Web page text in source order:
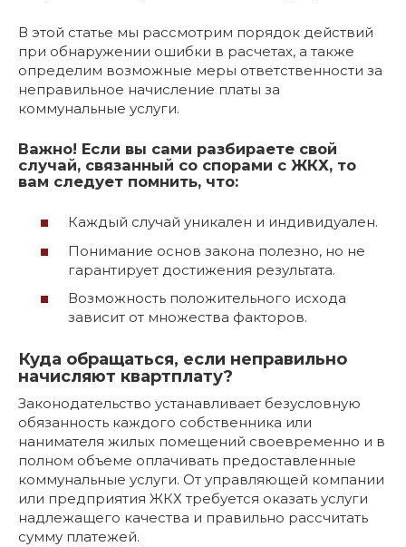
В этой статье мы рассмотрим порядок действий
при обнаружении ошибки в расчетах, а также
определим возможные меры ответственности за
неправильное начисление платы за
коммунальные услуги.
Важно! Если вы сами разбираете свой
случай, связанный со спорами с ЖКХ, то
вам следует помнить, что:
Каждый случай уникален и индивидуален.
Понимание основ закона полезно, но не
гарантирует достижения результата.
Возможность положительного исхода
зависит от множества факторов.
Куда обращаться, если неправильно
начисляют квартплату?
Законодательство устанавливает безусловную
обязанность каждого собственника или
нанимателя жилых помещений своевременно и в
полном объеме оплачивать предоставленные
коммунальные услуги. От управляющей компании
или предприятия ЖКХ требуется оказать услуги
надлежащего качества и правильно рассчитать
сумму платежей.